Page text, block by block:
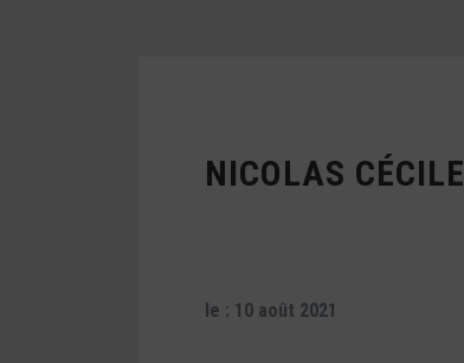
NICOLAS CÉCILE
le : 10 août 2021